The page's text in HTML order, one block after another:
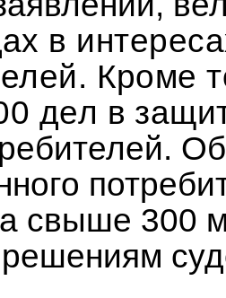
в
Кроме
дел в
свыше 300